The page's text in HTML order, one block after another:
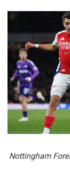
Nottingham